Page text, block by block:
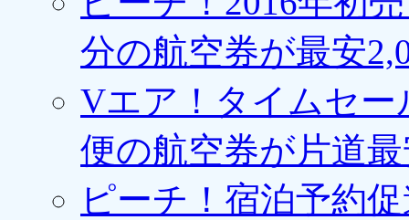
分の航空券が最安
Vエア！タイムセー
便の航空券が片道最
ピーチ！宿泊予約